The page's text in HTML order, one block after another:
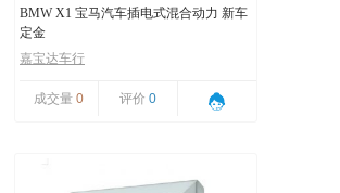
BMW X1 宝马汽车插电式混合动力 新车
定金
嘉宝达车行
成交量 0 评价 0